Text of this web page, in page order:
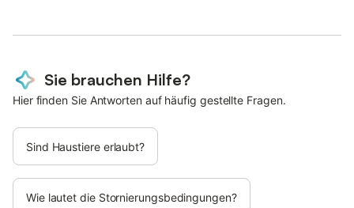
Sie brauchen Hilfe?
Hier finden Sie Antworten auf häufig gestellte Fragen.
Sind Haustiere erlaubt?
Wie lautet die Stornierungsbedingungen?